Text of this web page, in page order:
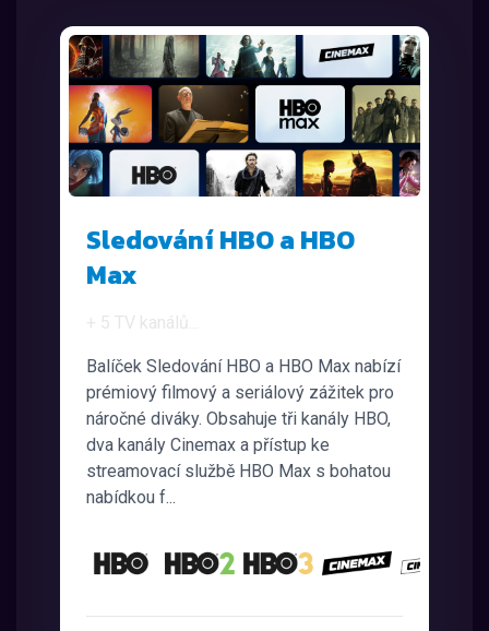
Sledování HBO a HBO
Max
+ 5 TV kanálů
Balíček Sledování HBO a HBO Max nabízí
prémiový filmový a seriálový zážitek pro
náročné diváky. Obsahuje tři kanály HBO,
dva kanály Cinemax a přístup ke
streamovací službě HBO Max s bohatou
nabídkou f...